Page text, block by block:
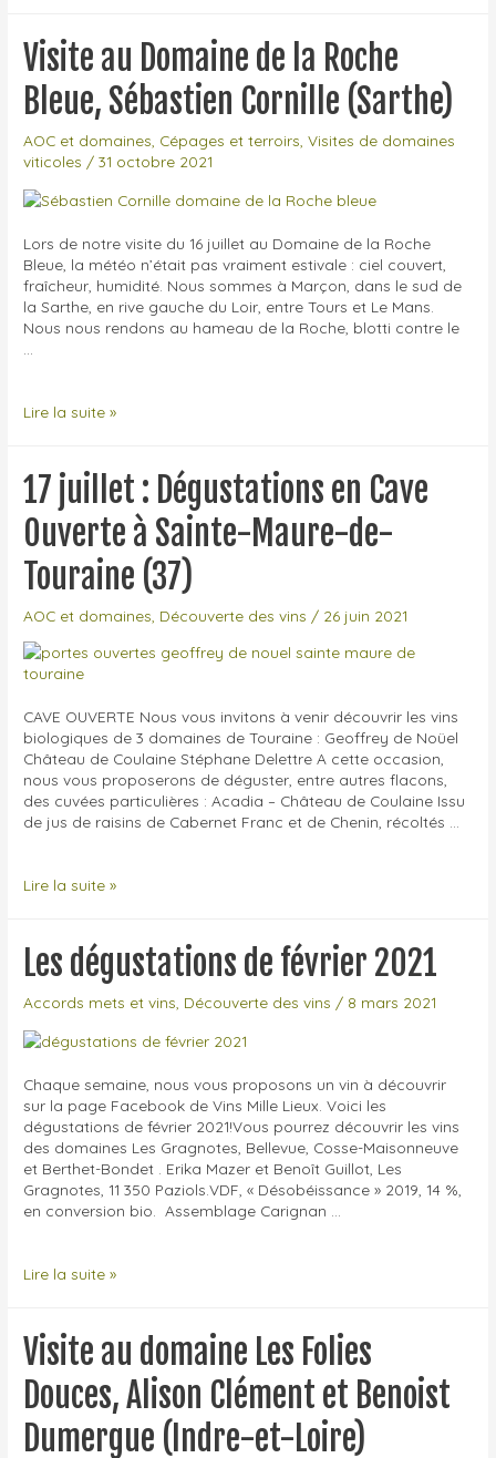
Delettre
(Saint-
Nicolas-
de-
Bourgueil)
Visite au Domaine de la Roche
Bleue, Sébastien Cornille (Sarthe)
AOC et domaines Cépages et terroirs ,Visites de domaines
viticoles /31 octobre 2021
Lors de notre visite du 16 juillet au Domaine de la Roche
Bleue, la météo n’était pas vraiment estivale : ciel couvert,
fraîcheur, humidité. Nous sommes à Marçon, dans le sud de
la Sarthe, en rive gauche du Loir, entre Tours et Le Mans.
Nous nous rendons au hameau de la Roche, blotti contre le
Visite
de
Roche
Bleue,
Sébastien
Cornille
Lire la suite »
17 juillet : Dégustations en Cave
Ouverte à Sainte-Maure-de-
Touraine (37)
AOC et domaines Découverte des vins / 26 juin 2021
CAVE OUVERTE Nous vous invitons à venir découvrir les vins
biologiques de 3 domaines de Touraine : Geoffrey de Noüel
Château de Coulaine Stéphane Delettre A cette occasion,
nous vous proposerons de déguster, entre autres flacons,
des cuvées particulières : Acadia – Château de Coulaine Issu
de jus de raisins de Cabernet Franc et de Chenin, récoltés …
17
Dégustations
en
Ouverte
à
Sainte-
de-
Touraine
(37)
Lire la suite »
Les dégustations de février 2021
Accords mets et vins Découverte des vins / 8 mars 2021
Chaque semaine, nous vous proposons un vin à découvrir
sur la page Facebook de Vins Mille Lieux. Voici les
dégustations de février 2021!Vous pourrez découvrir les vins
des domaines Les Gragnotes, Bellevue, Cosse-Maisonneuve
et Berthet-Bondet . Erika Mazer et Benoît Guillot, Les
Gragnotes, 11 350 Paziols.VDF, « Désobéissance » 2019, 14 %,
en conversion bio. Assemblage Carignan …
Les
février
2021
Lire la suite »
Visite au domaine Les Folies
Douces, Alison Clément et Benoist
Dumergue (Indre-et-Loire)